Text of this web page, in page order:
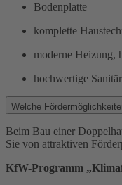
Bodenplatte
komplette
moderne Heizung,
hochwertige
Welche
Beim Bau einer
Sie von attraktiven
KfW-Programm